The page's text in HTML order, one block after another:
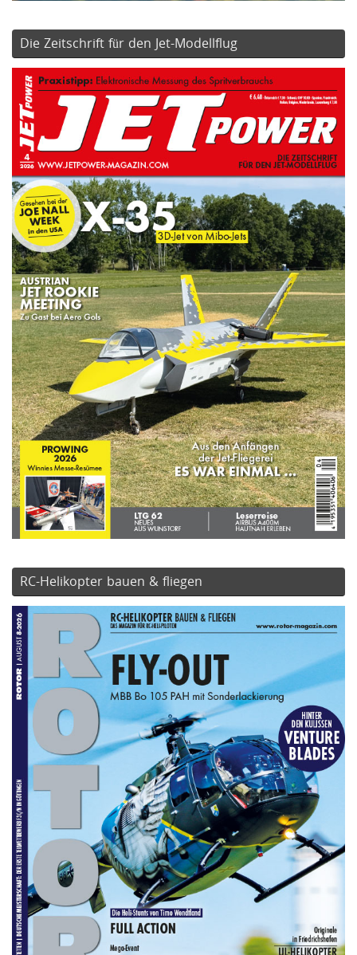
Die Zeitschrift für den Jet-Modellflug
RC-Helikopter bauen & fliegen